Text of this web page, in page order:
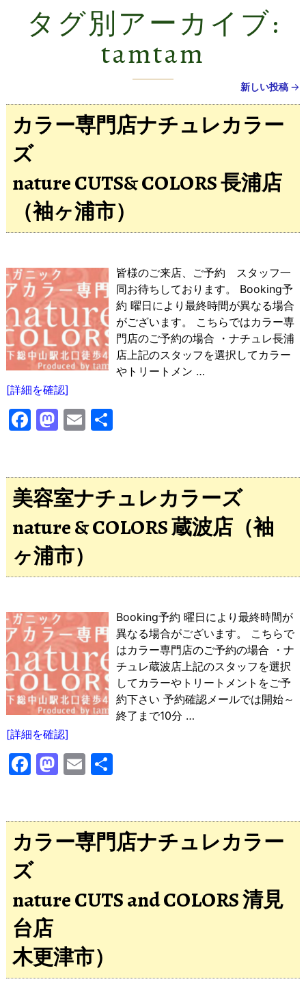
タグ別アーカイブ:
tamtam
投稿ナビゲーション
新しい投稿 →
カラー専門店ナチュレカラー
ズ
nature CUTS& COLORS 長浦店
（袖ヶ浦市）
皆様のご来店、ご予約 スタッフ一
同お待ちしております。 Booking予
約 曜日により最終時間が異なる場合
がございます。 こちらではカラー専
門店のご予約の場合 ・ナチュレ長浦
店上記のスタッフを選択してカラー
やトリートメン …
[詳細を確認]
F
e
b
o
o
k
M
o
d
o
n
E
l
共
美容室ナチュレカラーズ
nature & COLORS 蔵波店（袖
ヶ浦市）
Booking予約 曜日により最終時間が
異なる場合がございます。 こちらで
はカラー専門店のご予約の場合 ・ナ
チュレ蔵波店上記のスタッフを選択
してカラーやトリートメントをご予
約下さい 予約確認メールでは開始～
終了まで10分 …
[詳細を確認]
F
e
b
o
o
k
M
o
d
n
E
l
共
カラー専門店ナチュレカラー
ズ
nature CUTS and COLORS 清見
台店
木更津市）